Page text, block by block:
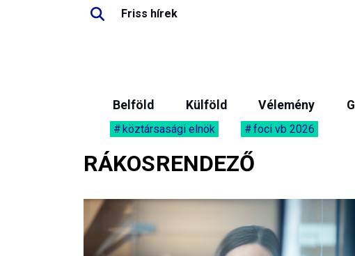
Friss hírek
Belföld Külföld Vélemény
köztársasági elnök foci vb 2026
RÁKOSRENDEZŐ